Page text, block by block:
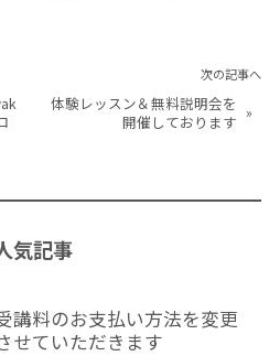
次の記事へ
体験レッスン＆無料説明会を
開催しております »
気記事
講料のお支払い方法を変更
せていただきます